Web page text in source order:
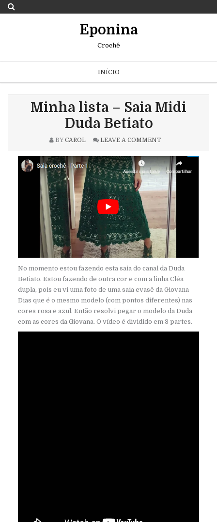
Eponina
Crochê
INÍCIO
Minha lista – Saia Midi
Duda Betiato
BYCAROL LEAVE A COMMENT
No momento estou fazendo esta saia do canal da Duda
Betiato. Estou fazendo de outra cor e com a linha Cléa
dupla, pois eu vi uma foto de uma saia evasê da Giovana
Dias que é o mesmo modelo (com pontos diferentes) nas
cores rosa e azul. Então resolvi pegar o modelo da Duda
com as cores da Giovana. O vídeo é dividido em 3 partes.